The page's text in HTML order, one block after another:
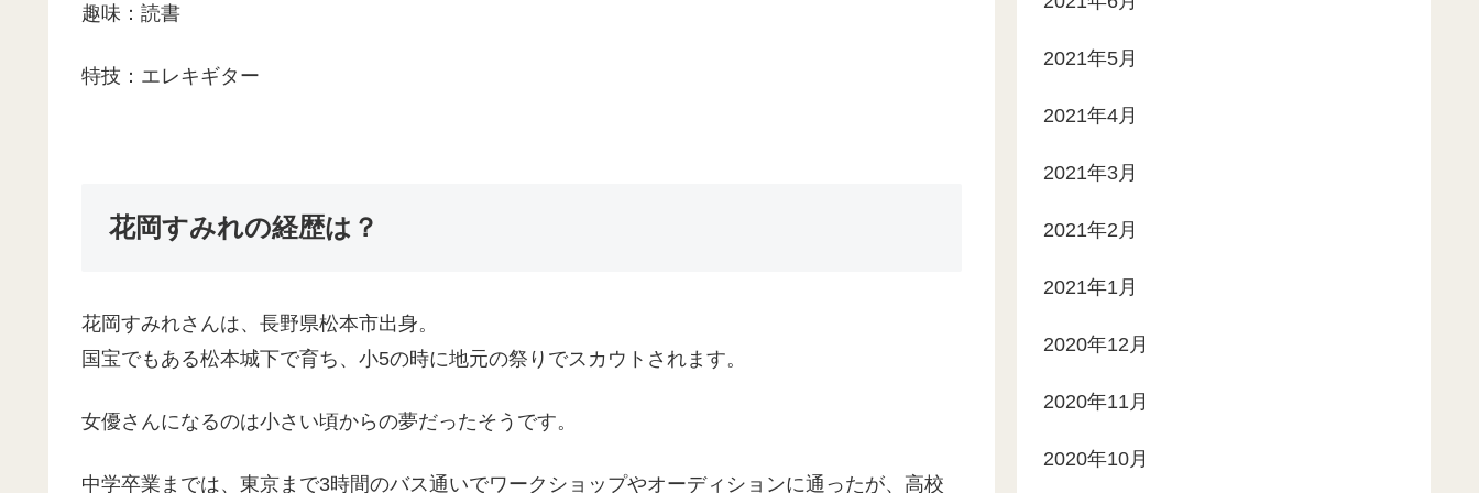
趣味：読書
特技：エレキギター
花岡すみれの経歴は？
花岡すみれさんは、長野県松本市出身。
国宝でもある松本城下で育ち、小5の時に地元の祭りでスカウトされます。
女優さんになるのは小さい頃からの夢だったそうです。
中学卒業までは、東京まで3時間のバス通いでワークショップやオーディションに通ったが、高校
2021年5月
2021年4月
2021年3月
2021年2月
2021年1月
2020年12月
2020年11月
2020年10月